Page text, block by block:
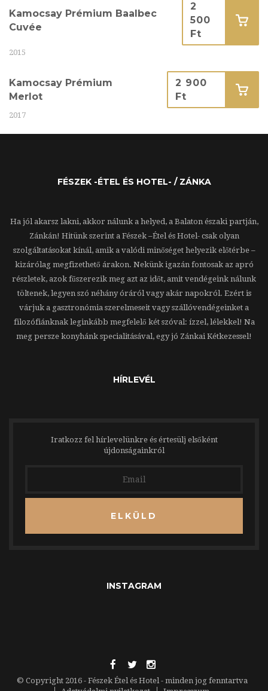
Kamocsay Prémium Baalbec
Cuvée
2
500
Ft
2015
Kamocsay Prémium
Merlot
2 900
Ft
2017
FÉSZEK -ÉTEL ÉS HOTEL- / ZÁNKA
Ha jól akarsz lakni, akkor nálunk a helyed, a Balaton északi partján,
Zánkán! Hitünk szerint a Fészek –Étel és Hotel- csak olyan
szolgáltatásokat kínál, amik a valódi minőséget helyezik előtérbe –
kizárólag megfizethető árakon. Nekünk igazán fontosak az apró
részletek, azok fűszerezik meg azt az időt, amit vendégeink nálunk
töltenek, legyen szó néhány óráról vagy akár napokról. Ezért is
várjuk a gasztronómia szerelmeseit vagy szállóvendégeinket a
filozófiánknak leginkább megfelelő két szóval: ízzel, lélekkel! Na
meg persze konyhánk specialitásával, egy jó Zánkai Kétkezessel!
HÍRLEVÉL
Iratkozz fel hírlevelünkre és értesülj elsőként
újdonságainkról
ELKÜLD
INSTAGRAM
© Copyright 2016 - Fészek Étel és Hotel - minden jog fenntartva